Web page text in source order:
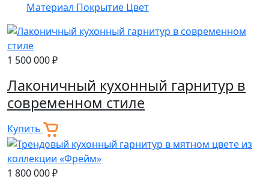
Материал Покрытие Цвет
1 500 000 ₽
Лаконичный кухонный гарнитур в
современном стиле
Купить
1 800 000 ₽